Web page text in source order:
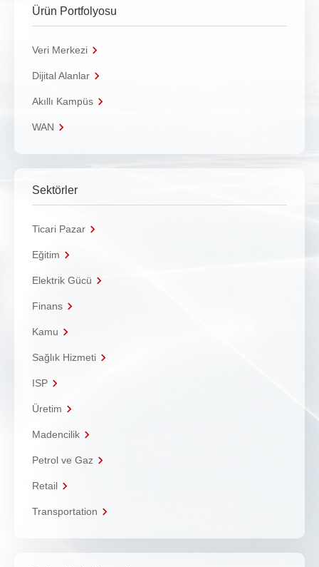
Ürün Portfolyosu
Veri Merkezi
Dijital Alanlar
Akıllı Kampüs
WAN
Sektörler
Ticari Pazar
Eğitim
Elektrik Gücü
Finans
Kamu
Sağlık Hizmeti
ISP
Üretim
Madencilik
Petrol ve Gaz
Retail
Transportation